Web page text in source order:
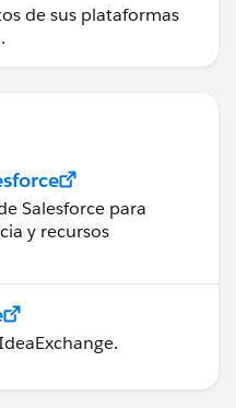
de sus plataformas
Salesforce para
y recursos